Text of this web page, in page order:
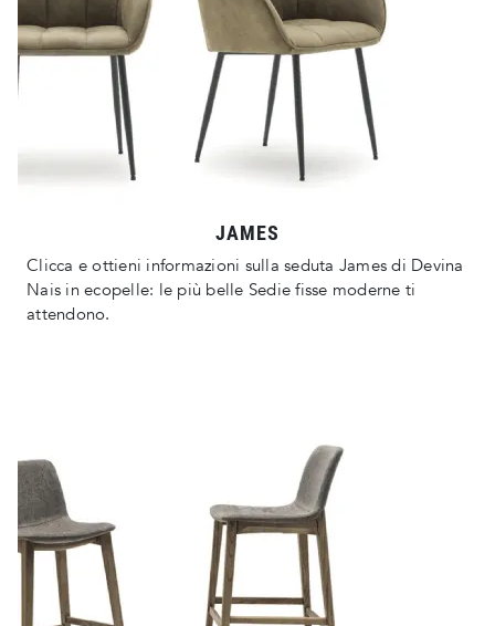
JAMES
Clicca e ottieni informazioni sulla seduta James di Devina
Nais in ecopelle: le più belle Sedie fisse moderne ti
attendono.